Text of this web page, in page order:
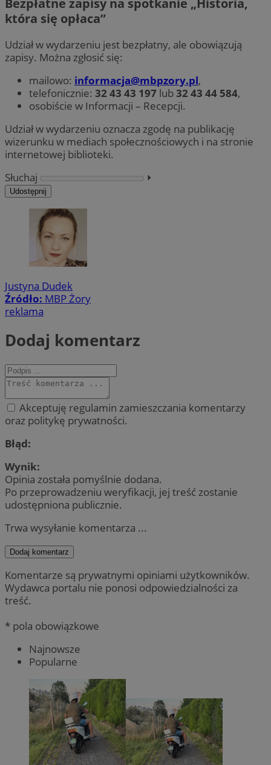
Bezpłatne zapisy na spotkanie „Historia,
która się opłaca”
Udział w wydarzeniu jest bezpłatny, ale obowiązują
zapisy. Można zgłosić się:
mailowo: informacja@mbpzory.pl,
telefonicznie: 32 43 43 197 lub32 43 44 584,
osobiście w Informacji – Recepcji.
Udział w wydarzeniu oznacza zgodę na publikację
wizerunku w mediach społecznościowych i na stronie
internetowej biblioteki.
Słuchaj
⏵︎
Udostępnij
Justyna Dudek
Źródło: MBP Żory
reklama
Dodaj komentarz
Akceptuję regulamin zamieszczania komentarzy
oraz politykę prywatności.
Błąd:
Wynik:
Opinia została pomyślnie dodana.
Po przeprowadzeniu weryfikacji, jej treść zostanie
udostępniona publicznie.
Trwa wysyłanie komentarza ...
Dodaj komentarz
Komentarze są prywatnymi opiniami użytkowników.
Wydawca portalu nie ponosi odpowiedzialności za
treść.
* pola obowiązkowe
Najnowsze
Popularne